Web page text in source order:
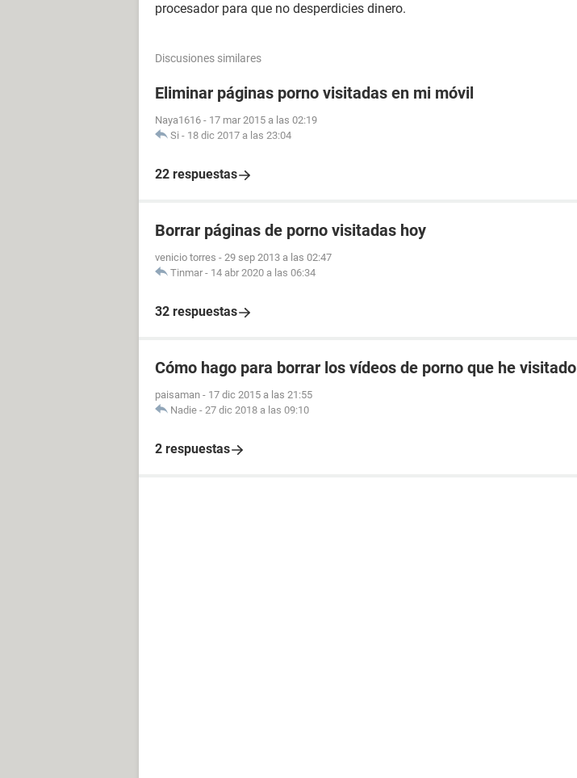
procesador para que no desperdicies dinero.
Discusiones similares
Eliminar páginas porno visitadas en mi móvil
Naya1616 - 17 mar 2015 a las 02:19
Si - 18 dic 2017 a las 23:04
22 respuestas
Borrar páginas de porno visitadas hoy
venicio torres - 29 sep 2013 a las 02:47
Tinmar - 14 abr 2020 a las 06:34
32 respuestas
Cómo hago para borrar los vídeos de porno que he visitado
paisaman - 17 dic 2015 a las 21:55
Nadie - 27 dic 2018 a las 09:10
2 respuestas